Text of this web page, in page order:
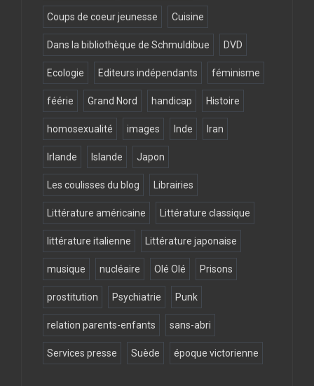
Coups de coeur jeunesse Cuisine
Dans la bibliothèque de Schmuldibue DVD
Ecologie Editeurs indépendants féminisme
féérie Grand Nord handicap Histoire
homosexualité images Inde Iran
Irlande Islande Japon
Les coulisses du blog Librairies
Littérature américaine Littérature classique
littérature italienne Littérature japonaise
musique nucléaire Olé Olé Prisons
prostitution Psychiatrie Punk
relation parents-enfants sans-abri
Services presse Suède époque victorienne